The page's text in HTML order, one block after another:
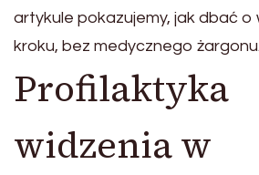
artykule pokazujemy, jak dbać o
kroku, bez medycznego żargonu.
Profilaktyka
widzenia w